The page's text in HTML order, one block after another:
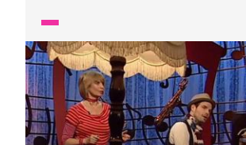
na piano.